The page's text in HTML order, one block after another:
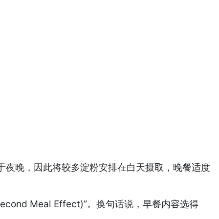
晚，因此将较多淀粉安排在白天摄取，晚餐适度
Meal Effect)”。换句话说，早餐内容选得